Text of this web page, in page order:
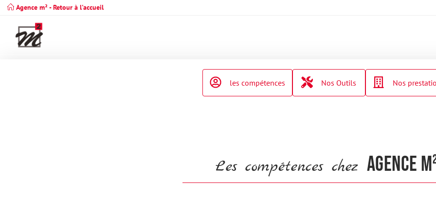
Agence m² - Retour à l'accueil
les compétences Nos Outils Nos
Les compétences chez agence